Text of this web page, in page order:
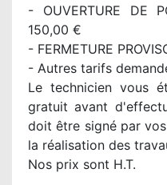
- OUVERTURE DE
150,00 €
- FERMETURE
- Autres tarifs
Le technicien vous
gratuit avant
doit être signé par
la réalisation des
Nos prix sont H.T.